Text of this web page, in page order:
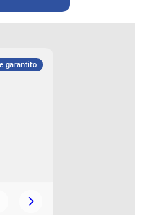
garantito